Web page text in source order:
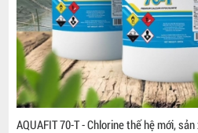
AQUAFIT 70-T - Chlorine thế hệ mới, sản xuất theo công nghệ Nhật,